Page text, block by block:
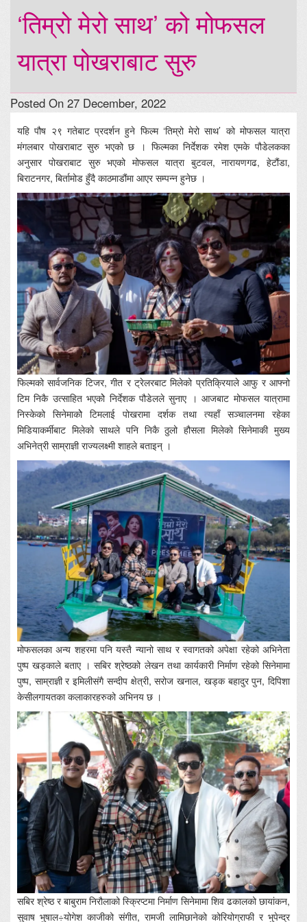
‘तिम्रो मेरो साथ’ को मोफसल
यात्रा पोखराबाट सुरु
Posted On 27 December, 2022
यहि पौष २९ गतेबाट प्रदर्शन हुने फिल्म ‘तिम्रो मेरो साथ’ को मोफसल यात्रा
मंगलबार पोखराबाट सुरु भएको छ । फिल्मका निर्देशक रमेश एमके पौडेलकका
अनुसार पोखराबाट सुरु भएको मोफसल यात्रा बुटवल, नारायणगढ, हेटौंडा,
बिराटनगर, बिर्तामोड हुँदै काठमाडौंमा आएर सम्पन्न हुनेछ ।
फिल्मको सार्वजनिक टिजर, गीत र ट्रेलरबाट मिलेको प्रतिक्रियाले आफु र आफ्नो
टिम निकै उत्साहित भएकोे निर्देशक पौडेलले सुनाए । आजबाट मोफसल यात्रामा
निस्केको सिनेमाकोे टिमलाई पोखरामा दर्शक तथा त्यहाँ सञ्चालनमा रहेका
मिडियाकर्मीबाट मिलेको साथले पनि निकै ठुलो हौसला मिलेको सिनेमाकी मुख्य
अभिनेत्री साम्राज्ञी राज्यलक्ष्मी शाहले बताइन् ।
मोफसलका अन्य शहरमा पनि यस्तै न्यानो साथ र स्वागतको अपेक्षा रहेको अभिनेता
पुष्प खड्काले बताए । सबिर श्रेष्ठको लेखन तथा कार्यकारी निर्माण रहेको सिनेमामा
पुष्प, साम्राज्ञी र इमिलीसंगै सन्दीप क्षेत्री, सरोज खनाल, खड्क बहादुर पुन, दिपिशा
केसीलगायतका कलाकारहरुको अभिनय छ ।
सबिर श्रेष्ठ र बाबुराम निरौलाको स्क्रिप्टमा निर्माण सिनेमामा शिव ढकालको छायांकन,
सुवाष भुषाल÷योगेश काजीको संगीत, रामजी लामिछानेको कोरियोग्राफी र भुपेन्द्र